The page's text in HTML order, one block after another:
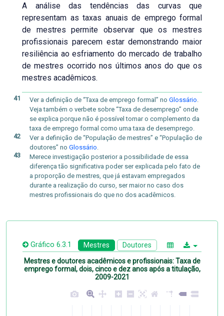
A análise das tendências das curvas que
representam as taxas anuais de emprego formal
de mestres permite observar que os mestres
profissionais parecem estar demonstrando maior
resiliência ao esfriamento do mercado de trabalho
de mestres ocorrido nos últimos anos do que os
mestres acadêmicos.
41 Ver a definição de “Taxa de emprego formal” no Glossário.
Veja também o verbete sobre “Taxa de desemprego” onde
se explica porque não é possível tomar o complemento da
taxa de emprego formal como uma taxa de desemprego.
42
Ver a definição de “População de mestres” e “População de
doutores” no Glossário.
43
Merece investigação posterior a possibilidade de essa
diferença tão significativa poder ser explicada pelo fato de
a proporção de mestres, que já estavam empregados
durante a realização do curso, ser maior no caso dos
mestres profissionais do que no dos acadêmicos.
Gráfico 6.3.1 Mestres Doutores
Mestres e doutores acadêmicos e profissionais: Taxa de
emprego formal, dois, cinco e dez anos após a titulação,
2009-2021